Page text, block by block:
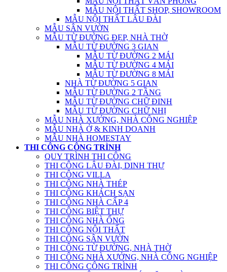
MẪU NỘI THẤT SHOP, SHOWROOM
MẪU NỘI THẤT LÂU ĐÀI
MẪU SÂN VƯỜN
MẪU TỪ ĐƯỜNG ĐẸP, NHÀ THỜ
MẪU TỪ ĐƯỜNG 3 GIAN
MẪU TỪ ĐƯỜNG 2 MÁI
MẪU TỪ ĐƯỜNG 4 MÁI
MẪU TỪ ĐƯỜNG 8 MÁI
NHÀ TỪ ĐƯỜNG 5 GIAN
MẪU TỪ ĐƯỜNG 2 TẦNG
MẪU TỪ ĐƯỜNG CHỮ ĐINH
MẪU TỪ ĐƯỜNG CHỮ NHỊ
MẪU NHÀ XƯỞNG, NHÀ CÔNG NGHIỆP
MẪU NHÀ Ở & KINH DOANH
MẪU NHÀ HOMESTAY
THI CÔNG CÔNG TRÌNH
QUY TRÌNH THI CÔNG
THI CÔNG LÂU ĐÀI, DINH THỰ
THI CÔNG VILLA
THI CÔNG NHÀ THÉP
THI CÔNG KHÁCH SẠN
THI CÔNG NHÀ CẤP 4
THI CÔNG BIỆT THỰ
THI CÔNG NHÀ ỐNG
THI CÔNG NỘI THẤT
THI CÔNG SÂN VƯỜN
THI CÔNG TỪ ĐƯỜNG, NHÀ THỜ
THI CÔNG NHÀ XƯỞNG, NHÀ CÔNG NGHIỆP
THI CÔNG CÔNG TRÌNH